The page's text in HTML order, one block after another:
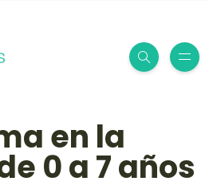
en la
0 a 7 años